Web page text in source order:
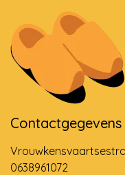
Contactgegevens
0638961072